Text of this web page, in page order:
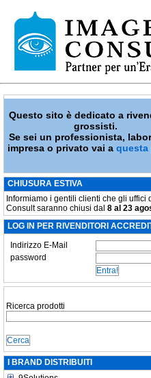
Questo sito è dedicato a
grossisti.
Se sei un professionista,
impresa o privato vai aquesta
CHIUSURA ESTIVA
Informiamo i gentili clienti che gli uffici
Consult saranno chiusi dal 8 al 23
LOG IN PER RIVENDITORI
Indirizzo E-Mail
password
Ricerca prodotti
I BRAND DISTRIBUITI